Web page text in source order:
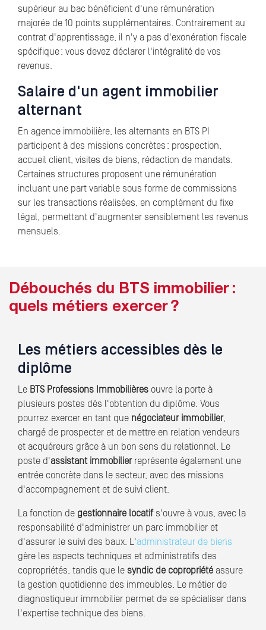
supérieur au bac bénéficient d'une rémunération
majorée de 10 points supplémentaires. Contrairement au
contrat d'apprentissage, il n'y a pas d'exonération fiscale
spécifique : vous devez déclarer l'intégralité de vos
revenus.
Salaire d'un agent immobilier
alternant
En agence immobilière, les alternants en BTS PI
participent à des missions concrètes : prospection,
accueil client, visites de biens, rédaction de mandats.
Certaines structures proposent une rémunération
incluant une part variable sous forme de commissions
sur les transactions réalisées, en complément du fixe
légal, permettant d'augmenter sensiblement les revenus
mensuels.
Débouchés du BTS immobilier :
quels métiers exercer ?
Les métiers accessibles dès le
diplôme
Le BTS Professions Immobilières ouvre la porte à
plusieurs postes dès l'obtention du diplôme. Vous
pourrez exercer en tant que négociateur immobilier,
chargé de prospecter et de mettre en relation vendeurs
et acquéreurs grâce à un bon sens du relationnel. Le
poste d'assistant immobilierreprésente également une
entrée concrète dans le secteur, avec des missions
d'accompagnement et de suivi client.
La fonction de gestionnaire locatifs'ouvre à vous, avec la
responsabilité d'administrer un parc immobilier et
d'assurer le suivi des baux. L'administrateur de biens
gère les aspects techniques et administratifs des
copropriétés, tandis que le syndic de copropriété assure
la gestion quotidienne des immeubles. Le métier de
diagnostiqueur immobilier permet de se spécialiser dans
l'expertise technique des biens.